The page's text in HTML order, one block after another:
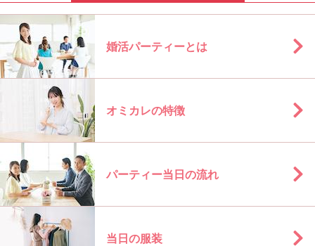
婚活パーティーとは
オミカレの特徴
パーティー当日の流れ
当日の服装